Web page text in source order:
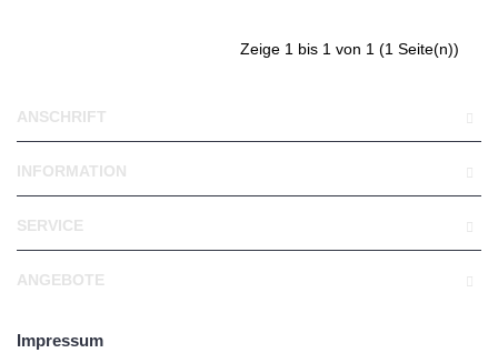
Zeige 1 bis 1 von 1 (1 Seite(n))
ANSCHRIFT
INFORMATION
SERVICE
ANGEBOTE
Impressum